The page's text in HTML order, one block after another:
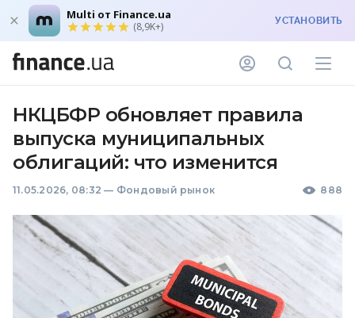
Multi от Finance.ua
(8,9K+) УСТАНОВИТЬ
НКЦБФР обновляет правила
выпуска муниципальных
облигаций: что изменится
11.05.2026, 08:32 — Фондовый рынок 888